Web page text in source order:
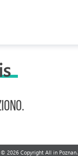
© 2026 Copyright All in Poznan.